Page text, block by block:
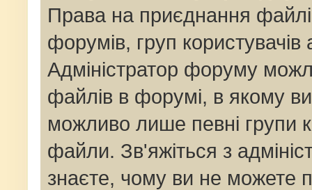
Права на приєднання
форумів, груп
Адміністратор форуму
файлів в форумі, в якому
можливо лише певні групи
файли. Зв'яжіться з
знаєте, чому ви не можете